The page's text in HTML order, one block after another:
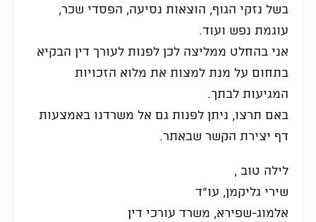
בשל נזקי הגוף, הוצאות נסיעה, הפסדי שכר,
עוגמת נפש ועוד.
אני בהחלט ממליצה לכן לפנות לעורך דין הבקיא
בתחום על מנת למצות את מלוא הזכויות
המגיעות לבתך.
באם תרצו, ניתן לפנות גם אל משרדנו באמצעות
דף יצירת הקשר שבאתר.
לילה טוב ,
שירי גליקמן, עו"ד
אלמוג-שפירא, משרד עורכי דין